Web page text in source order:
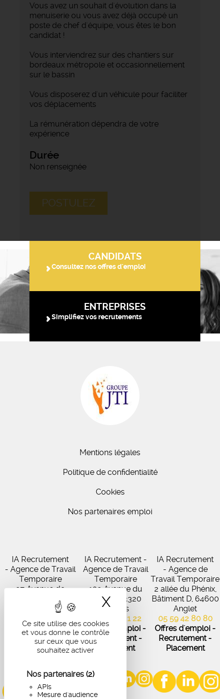
Ce site utilise des cookies
et vous donne le contrôle
sur ceux que vous
souhaitez activer
Nos partenaires (2)
APIs
Mesure d'audience
X Masquer le
Vous avez un souhait d'évolution dans la
menuiserie ou vous avez déjà occupé un
poste de chef d'équipe, vous êtes le bon
candidat !
Vous interviendrez sur des chantiers sur
bordeaux métropole et occasionnellement
sur le bassin
Vous disposerez d'un véhicule pour faciliter
vos déplacements
La rémunération dépendra de votre
expérience
Durée
Non renseignée
POSTULEZ
CANDIDATS
Consultez nos offres d'emploi
ENTREPRISES
Simplifiez vos recrutements
Mentions légales
Politique de confidentialité
Cookies
Nos partenaires emploi
IA Recrutement
- Agence de Travail
Temporaire
27 Avenue de
Virecourt, 33370
Artigues-près-
Bordeaux
05 56 67 48 57
Offres d'emploi -
Recrutement -
IA Recrutement -
Agence de Travail
Temporaire
102 Avenue du
Médoc, 33320
Eysines
05 56 45 21 22
Offres d'emploi -
Recrutement -
Placement
IA Recrutement
- Agence de
Travail Temporaire
2 allée du Phénix,
Bâtiment D, 64600
Anglet
05 59 42 80 80
Offres d'emploi -
Recrutement -
Placement